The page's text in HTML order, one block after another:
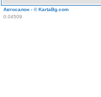
Автосалон - © KartaBg.com
0.04509